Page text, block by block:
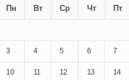
Пн Вт Ср Чт Пт
3 4 5 6 7
10 11 12 13 14